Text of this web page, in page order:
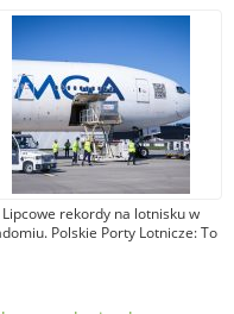
autobusów
Lipcowe rekordy na lotnisku w
Polskie Porty Lotnicze: To